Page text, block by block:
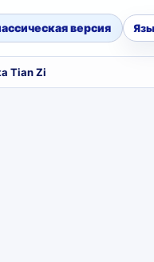
версия
Tian Zi